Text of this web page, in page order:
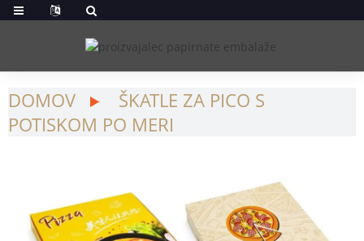
DOMOV
ŠKATLE ZA PICO S
POTISKOM PO MERI